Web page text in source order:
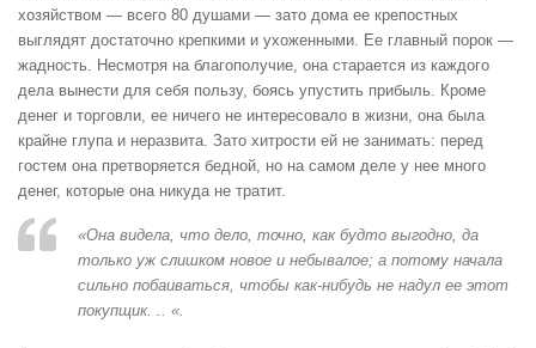
хозяйством — всего 80 душами — зато дома ее крепостных
выглядят достаточно крепкими и ухоженными. Ее главный порок —
жадность. Несмотря на благополучие, она старается из каждого
дела вынести для себя пользу, боясь упустить прибыль. Кроме
денег и торговли, ее ничего не интересовало в жизни, она была
крайне глупа и неразвита. Зато хитрости ей не занимать: перед
гостем она претворяется бедной, но на самом деле у нее много
денег, которые она никуда не тратит.
«Она видела, что дело, точно, как будто выгодно, да
только уж слишком новое и небывалое; а потому начала
сильно побаиваться, чтобы как-нибудь не надул ее этот
покупщик. .. «.